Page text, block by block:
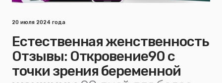
20 июля 2024 года
Естественная женственность
Отзывы: Откровение90 с
точки зрения беременной